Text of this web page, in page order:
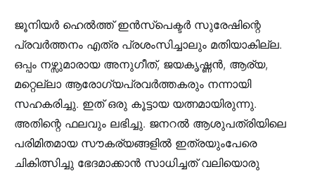
ജൂനിയര്‍ ഹെല്‍ത്ത് ഇന്‍സ്പെക്ടര്‍ സുരേഷിന്റെ
പ്രവര്‍ത്തനം എത്ര പ്രശംസിച്ചാലും മതിയാകില്ല.
ഒപ്പം നഴ്സുമാരായ അനുഗീത്, ജയകൃഷ്ണന്‍, ആര്യ,
മറ്റെല്ലാ ആരോഗ്യപ്രവര്‍ത്തകരും നന്നായി
സഹകരിച്ചു. ഇത് ഒരു കൂട്ടായ യത്നമായിരുന്നു.
അതിന്റെ ഫലവും ലഭിച്ചു. ജനറല്‍ ആശുപത്രിയിലെ
പരിമിതമായ സൗകര്യങ്ങളില്‍ ഇത്രയുംപേരെ
ചികിത്സിച്ചു ഭേദമാക്കാന്‍ സാധിച്ചത് വലിയൊരു